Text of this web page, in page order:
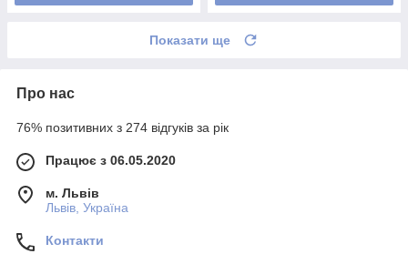
Показати ще
Про нас
76% позитивних з 274 відгуків за рік
Працює з 06.05.2020
м. Львів
Львів, Україна
Контакти